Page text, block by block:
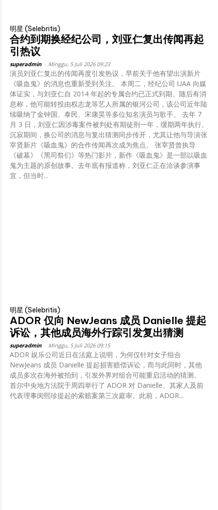
明星 (Selebritis)
合约到期换经纪公司，刘亚仁复出传闻再起
引热议
superadmin Minggu, 5 Juli 2026 09:23
演员刘亚仁复出的传闻再度引发热议，早前关于他有望出演新片
《吸血鬼》的消息也重新受到关注。 本周二，经纪公司 UAA 向媒
体证实，与刘亚仁自 2014 年起的专属合约已正式到期。随后有消
息称，他可能转投由权志龙等艺人所属的银河公司，该公司近年陆
续吸纳了金钟国、泰民、宋康昊等多位知名演员与歌手。 去年 7
月 3 日，刘亚仁因涉毒案件被判处有期徒刑一年，缓期两年执行。
沉寂期间，换公司的消息与复出猜测同步传开，尤其让他与导演张
宰贤新片《吸血鬼》的合作传闻再次成为焦点。 张宰贤曾执导
《破墓》《黑司祭们》等热门影片，新作《吸血鬼》是一部以吸血
鬼为主题的原创故事。去年底有报道称，刘亚仁正在洽谈参演事
宜，但当时...
明星 (Selebritis)
ADOR 仅向 NewJeans 成员 Danielle 提起
诉讼，其他成员海外行踪引发复出猜测
superadmin Minggu, 5 Juli 2026 09:15
ADOR 娱乐公司近日在法庭上说明，为何仅针对女子组合
NewJeans 成员 Danielle 提起损害赔偿诉讼，而与此同时，其他
成员多次在海外被拍到，引发外界对组合可能重启活动的猜测。
首尔中央地方法院于周四举行了 ADOR 对 Danielle、其家人及前
代表理事闵熙珍提起的索赔案第三次庭审。此前，ADOR...